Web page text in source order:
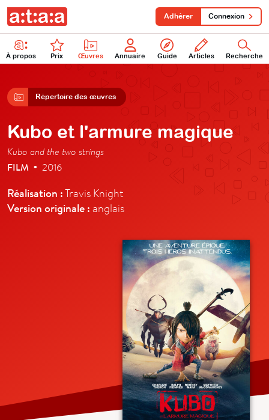
À propos Prix Œuvres Annuaire Guide Articles Recherche
Adhérer Connexion
Répertoire des œuvres
Kubo et l'armure magique
Kubo and the two strings
FILM • 2016
Réalisation :Travis Knight
Version originale : anglais